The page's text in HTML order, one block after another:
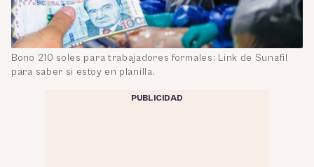
Bono 210 soles para trabajadores formales: Link de Sunafil
para saber si estoy en planilla.
PUBLICIDAD